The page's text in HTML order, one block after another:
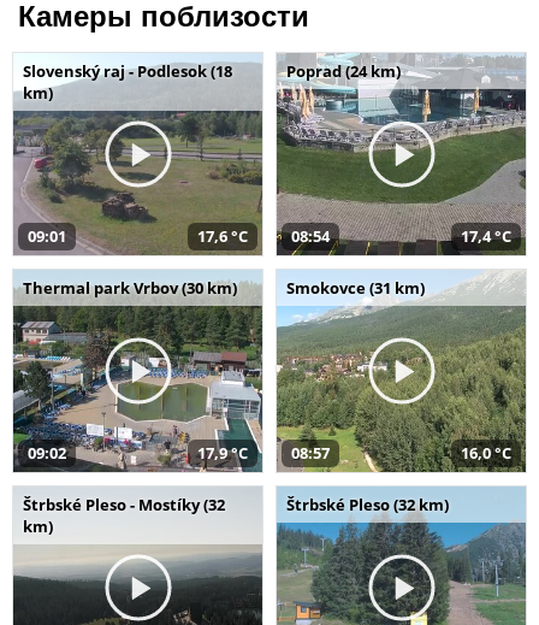
Камеры поблизости
Slovenský raj - Podlesok (18
km)
09:01 17,6 °C
Poprad (24 km)
08:54 17,4 °C
Thermal park Vrbov (30 km)
09:02 17,9 °C
Smokovce (31 km)
08:57 16,0 °C
Štrbské Pleso - Mostíky (32
km)
Štrbské Pleso (32 km)